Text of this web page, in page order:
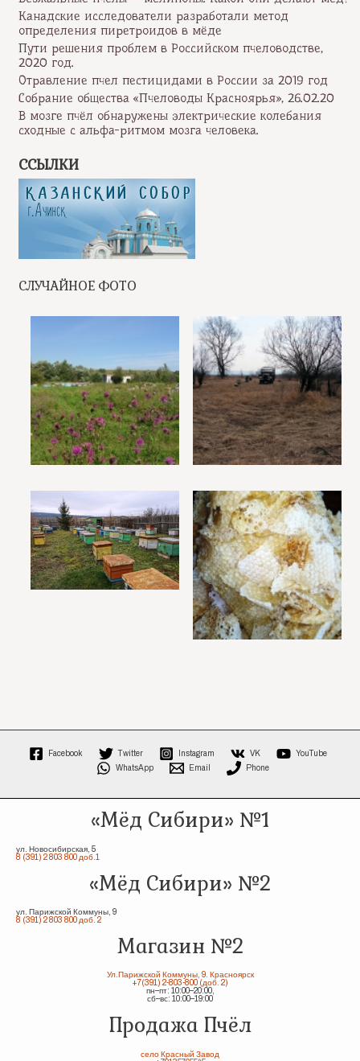
Канадские исследователи разработали метод
определения пиретроидов в мёде
Пути решения проблем в Российском пчеловодстве,
2020 год.
Отравление пчел пестицидами в России за 2019 год
Собрание общества «Пчеловоды Красноярья», 26.02.20
В мозге пчёл обнаружены электрические колебания
сходные с альфа-ритмом мозга человека.
ССЫЛКИ
СЛУЧАЙНОЕ ФОТО
Facebook Twitter Instagram VK
YouTube
WhatsApp
Email Phone
«Мёд Сибири» №1
ул. Новосибирская, 5
8 (391) 2 803 800 доб.1
«Мёд Сибири» №2
ул. Парижской Коммуны, 9
8 (391) 2 803 800 доб. 2
Магазин №2
Ул.Парижской Коммуны, 9. Красноярск
+7(391) 2-803-800 (доб. 2)
пн–пт: 10:00–20:00,
сб–вс: 10:00–19:00
Продажа Пчёл
село Красный Завод